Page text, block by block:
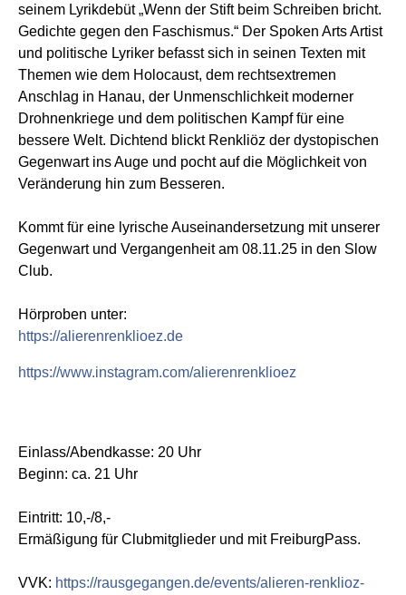
seinem Lyrikdebüt „Wenn der Stift beim Schreiben bricht.
Gedichte gegen den Faschismus.“ Der Spoken Arts Artist
und politische Lyriker befasst sich in seinen Texten mit
Themen wie dem Holocaust, dem rechtsextremen
Anschlag in Hanau, der Unmenschlichkeit moderner
Drohnenkriege und dem politischen Kampf für eine
bessere Welt. Dichtend blickt Renkliöz der dystopischen
Gegenwart ins Auge und pocht auf die Möglichkeit von
Veränderung hin zum Besseren.
Kommt für eine lyrische Auseinandersetzung mit unserer
Gegenwart und Vergangenheit am 08.11.25 in den Slow
Club.
Hörproben unter:
https://alierenrenklioez.de
https://www.instagram.com/alierenrenklioez
Einlass/Abendkasse: 20 Uhr
Beginn: ca. 21 Uhr
Eintritt: 10,-/8,-
Ermäßigung für Clubmitglieder und mit FreiburgPass.
VVK: https://rausgegangen.de/events/alieren-renklioz-